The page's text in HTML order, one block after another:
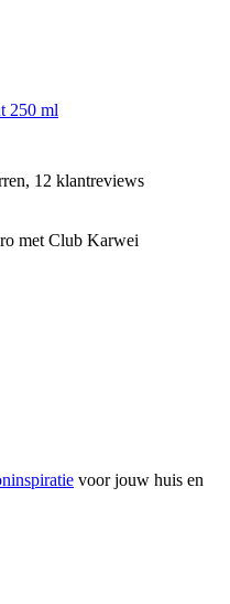
250 ml
12 klantreviews
met Club Karwei
voor jouw huis en